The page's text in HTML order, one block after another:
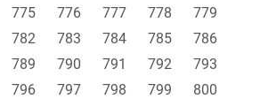
775 776 777 778
779
782 783 784 785
786
789 790 791 792
793
796 797 798 799
800